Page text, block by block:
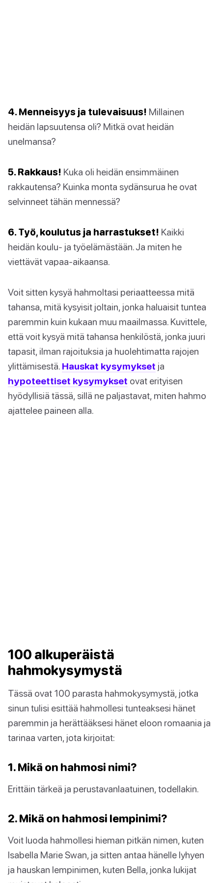
4. Menneisyys ja tulevaisuus! Millainen
heidän lapsuutensa oli? Mitkä ovat heidän
unelmansa?
5. Rakkaus! Kuka oli heidän ensimmäinen
rakkautensa? Kuinka monta sydänsurua he ovat
selvinneet tähän mennessä?
6. Työ, koulutus ja harrastukset! Kaikki
heidän koulu- ja työelämästään. Ja miten he
viettävät vapaa-aikaansa.
Voit sitten kysyä hahmoltasi periaatteessa mitä
tahansa, mitä kysyisit joltain, jonka haluaisit tuntea
paremmin kuin kukaan muu maailmassa. Kuvittele,
että voit kysyä mitä tahansa henkilöstä, jonka juuri
tapasit, ilman rajoituksia ja huolehtimatta rajojen
ylittämisestä. Hauskat kysymykset ja
hypoteettiset kysymykset ovat erityisen
hyödyllisiä tässä, sillä ne paljastavat, miten hahmo
ajattelee paineen alla.
100 alkuperäistä
hahmokysymystä
Tässä ovat 100 parasta hahmokysymystä, jotka
sinun tulisi esittää hahmollesi tunteaksesi hänet
paremmin ja herättääksesi hänet eloon romaania ja
tarinaa varten, jota kirjoitat:
1. Mikä on hahmosi nimi?
Erittäin tärkeä ja perustavanlaatuinen, todellakin.
2. Mikä on hahmosi lempinimi?
Voit luoda hahmollesi hieman pitkän nimen, kuten
Isabella Marie Swan, ja sitten antaa hänelle lyhyen
ja hauskan lempinimen, kuten Bella, jonka lukijat